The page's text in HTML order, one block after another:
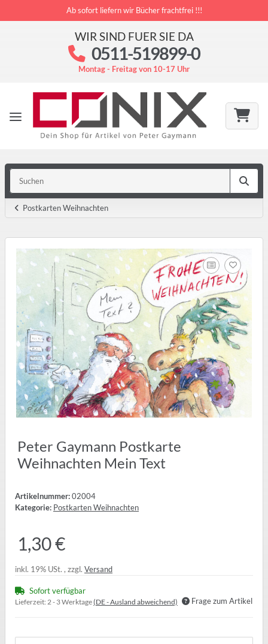
Ab sofort liefern wir Bücher frachtfrei !!!
WIR SIND FUER SIE DA
0511-519899-0
Montag - Freitag von 10-17 Uhr
Postkarten Weihnachten
Peter Gaymann Postkarte
Weihnachten Mein Text
Artikelnummer:02004
Kategorie: Postkarten Weihnachten
1,30 €
inkl. 19% USt. , zzgl. Versand
Sofort verfügbar
Lieferzeit: 2 - 3 Werktage(DE - Ausland abweichend) Frage zum Artikel